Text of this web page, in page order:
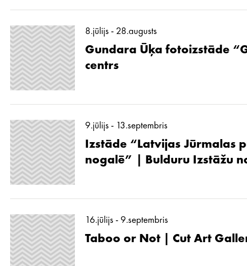
8.jūlijs - 28.augusts
Gundara Ūķa fotoizstāde
centrs
9.jūlijs - 13.septembris
Izstāde “Latvijas Jūrmalas
nogalē” | Bulduru Izstāžu
16.jūlijs - 9.septembris
Taboo or Not | Cut Art